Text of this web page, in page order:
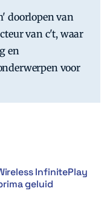
doorlopen van
van c't, waar
en
voor
InfinitePlay
geluid